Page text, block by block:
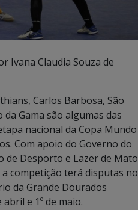
Ivana Claudia Souza de
Carlos Barbosa, São
Gama são algumas das
nacional da Copa Mundo
Com apoio do Governo do
de Desporto e Lazer de Mato
competição terá disputas no
da Grande Dourados
e 1º de maio.